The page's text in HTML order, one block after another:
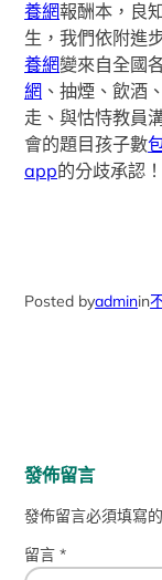
養網報酬本，良
生，我們依附進
養網變來自全國
網 、抽煙、飲酒
走、與怙恃教員
會的題目孩子數
app的分歧承認！
Posted byadminin
發佈留言
發佈留言必須填寫
留言*